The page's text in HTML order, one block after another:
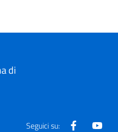
di
Seguici su: Facebook